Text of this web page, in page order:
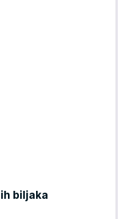
biljaka